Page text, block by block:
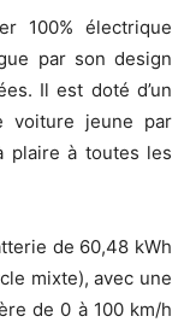
100% électrique
par son design
Il est doté d’un
voiture jeune par
plaire à toutes les
de 60,48 kWh
mixte), avec une
de 0 à 100 km/h